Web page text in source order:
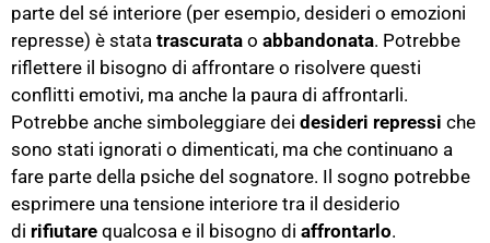
parte del sé interiore (per esempio, desideri o emozioni
represse) è stata trascurata o abbandonata. Potrebbe
riflettere il bisogno di affrontare o risolvere questi
conflitti emotivi, ma anche la paura di affrontarli.
Potrebbe anche simboleggiare dei desideri repressi che
sono stati ignorati o dimenticati, ma che continuano a
fare parte della psiche del sognatore. Il sogno potrebbe
esprimere una tensione interiore tra il desiderio
di rifiutare qualcosa e il bisogno di affrontarlo.